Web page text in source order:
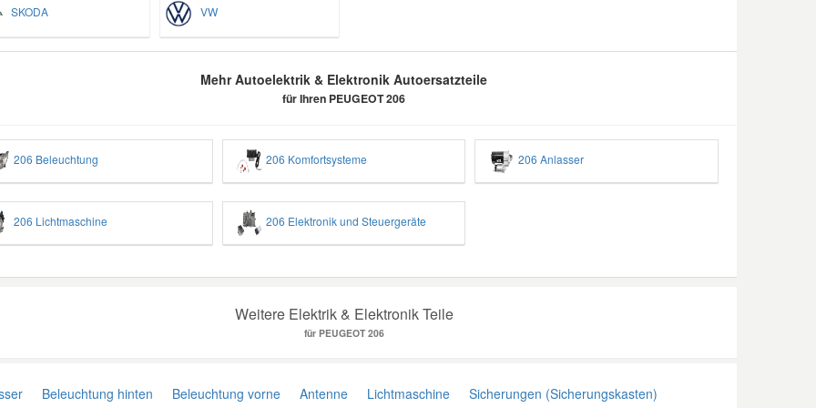
SKODA VW
Mehr Autoelektrik & Elektronik Autoersatzteile
für Ihren PEUGEOT 206
206 Beleuchtung 206 Komfortsysteme 206 Anlasser
206 Lichtmaschine 206 Elektronik und Steuergeräte
Weitere Elektrik & Elektronik Teile
für PEUGEOT 206
Beleuchtung hinten Beleuchtung vorne Antenne Lichtmaschine Sicherungen (Sicherungskasten)